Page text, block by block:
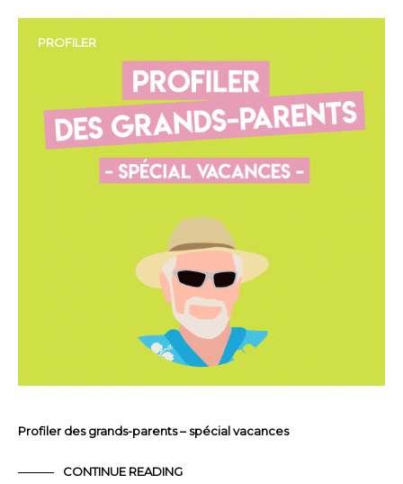
PROFILER
Profiler des grands-parents – spécial vacances
CONTINUE READING